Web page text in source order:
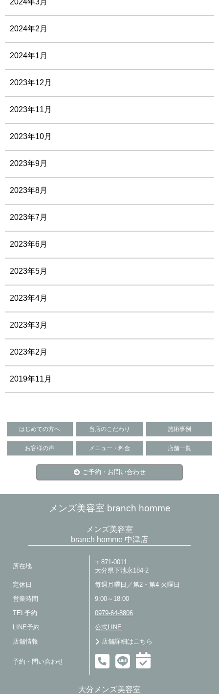
2024年3月
2024年2月
2024年1月
2023年12月
2023年11月
2023年10月
2023年9月
2023年8月
2023年7月
2023年6月
2023年5月
2023年4月
2023年3月
2023年2月
2019年11月
はじめての方へ 当店のこだわり 施術事例
お客様の声 メニュー・料金 店舗一覧
ご予約・お問い合わせ
メンズ美容室 branch homme
メンズ美容室
branch homme 中津店
所在地
〒871-0011
大分県下池永184-2
定休日 毎週月曜日／第2・第4 火曜日
営業時間 9:00～18:00
TEL予約 0979-64-8806
LINE予約 公式LINE
店舗情報 店舗詳細はこちら
予約・問い合わせ
大分メンズ美容室